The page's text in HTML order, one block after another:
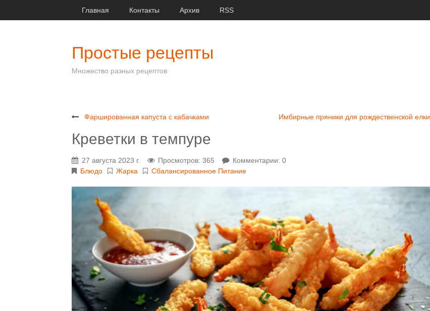
Главная Контакты Архив RSS
Простые рецепты
Множество разных рецептов
Фаршированная капуста с кабачками Имбирные пряники для рождественской елки
Креветки в темпуре
27 августа 2023 г. Просмотров: 365
Комментарии: 0
Блюдо
Жарка Сбалансированное Питание